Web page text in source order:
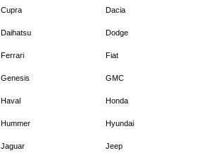
Cupra Dacia
Daihatsu Dodge
Ferrari Fiat
Genesis GMC
Haval Honda
Hummer Hyundai
Jaguar Jeep